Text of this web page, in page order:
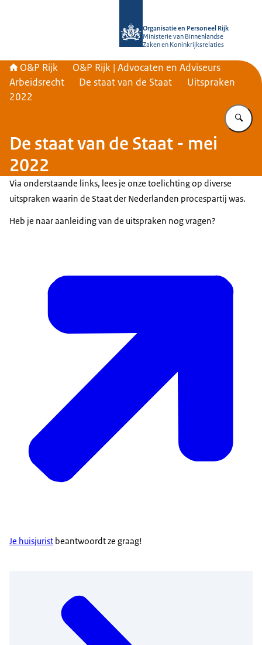
Organisatie en Personeel Rijk
Ministerie van Binnenlandse
Zaken en Koninkrijksrelaties
O&P Rijk
O&P Rijk | Advocaten en Adviseurs
Arbeidsrecht
De staat van de Staat
Uitspraken
2022
De staat van de Staat - mei
2022
Via onderstaande links, lees je onze toelichting op diverse
uitspraken waarin de Staat der Nederlanden procespartij was.
Heb je naar aanleiding van de uitspraken nog vragen?
Je huisjurist beantwoordt ze graag!